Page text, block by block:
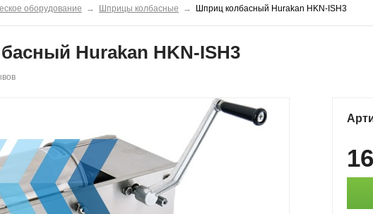
оборудование → Шприцы колбасные → Шприц колбасный Hurakan HKN-ISH3
Hurakan HKN-ISH3